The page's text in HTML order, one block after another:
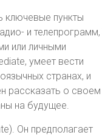
ключевые пункты
и телепрограмм,
или личными
умеет вести
странах, и
рассказать о своем
на будущее.
Он предполагает